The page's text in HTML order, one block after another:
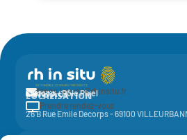
CONTACT
fanny.leguen@rhinsitu.fr
Prendre rendez-vous
LOCALISATION
Elycoop - Pôle Pixel
26 B Rue Emile Decorps - 69100